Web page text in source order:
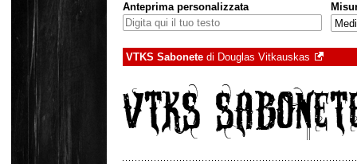
Anteprima personalizzata
VTKS Sabonete di Douglas Vitkauskas